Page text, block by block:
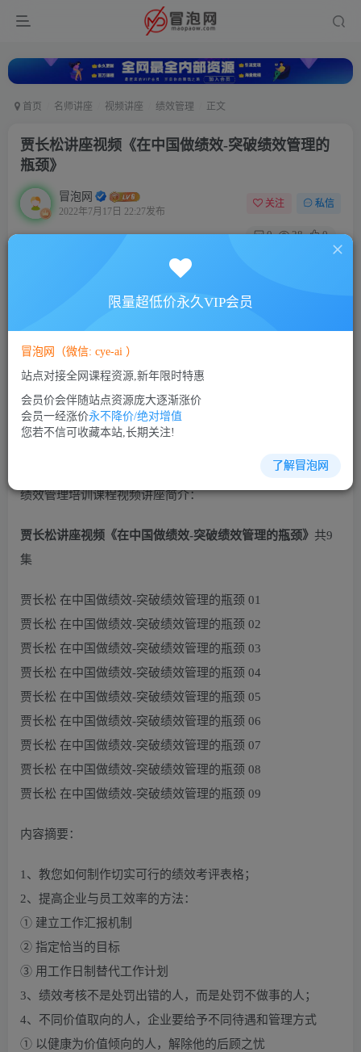
首页 名师讲座 视频讲座 绩效管理 正文
贾长松讲座视频《在中国做绩效-突破绩效管理的
瓶颈》
冒泡网
2022年7月17日 22:27发布
关注 私信
0 28 0
贾长松讲座视频《在中国做绩效-突破绩效管理的瓶颈》
此内容为付费资源，请付费后查看
5
VIP会员
立即购买
您当前未登录！建议登陆后购买，可保存购买订单
绩效管理培训课程视频讲座简介：
贾长松讲座视频《在中国做绩效-突破绩效管理的瓶颈》 共9
集
贾长松 在中国做绩效-突破绩效管理的瓶颈 01
贾长松 在中国做绩效-突破绩效管理的瓶颈 02
贾长松 在中国做绩效-突破绩效管理的瓶颈 03
贾长松 在中国做绩效-突破绩效管理的瓶颈 04
贾长松 在中国做绩效-突破绩效管理的瓶颈 05
贾长松 在中国做绩效-突破绩效管理的瓶颈 06
贾长松 在中国做绩效-突破绩效管理的瓶颈 07
贾长松 在中国做绩效-突破绩效管理的瓶颈 08
贾长松 在中国做绩效-突破绩效管理的瓶颈 09
内容摘要：
1、教您如何制作切实可行的绩效考评表格；
2、提高企业与员工效率的方法：
① 建立工作汇报机制
② 指定恰当的目标
③ 用工作日制替代工作计划
3、绩效考核不是处罚出错的人，而是处罚不做事的人；
4、不同价值取向的人，企业要给予不同待遇和管理方式
① 以健康为价值倾向的人，解除他的后顾之忧
限量超低价永久VIP会员
冒泡网（微信: cye-ai ）
站点对接全网课程资源,新年限时特惠
会员价会伴随站点资源庞大逐渐涨价
会员一经涨价永不降价/绝对增值
您若不信可收藏本站,长期关注!
了解冒泡网